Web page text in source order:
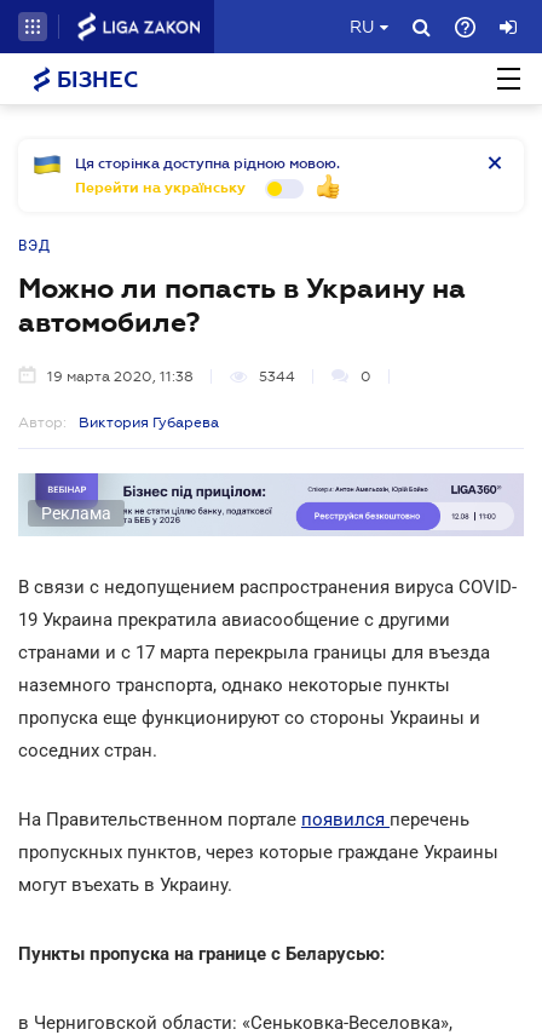
RU
БІЗНЕС
Ця сторінка доступна рідною мовою.
Перейти на українську
ВЭД
Можно ли попасть в Украину на
автомобиле?
19 марта 2020, 11:38 5344 0
Автор: Виктория Губарева
Реклама
В связи с недопущением распространения вируса COVID-
19 Украина прекратила авиасообщение с другими
странами и с 17 марта перекрыла границы для въезда
наземного транспорта, однако некоторые пункты
пропуска еще функционируют со стороны Украины и
соседних стран.
На Правительственном портале появился перечень
пропускных пунктов, через которые граждане Украины
могут въехать в Украину.
Пункты пропуска на границе с Беларусью:
в Черниговской области: «Сеньковка-Веселовка»,